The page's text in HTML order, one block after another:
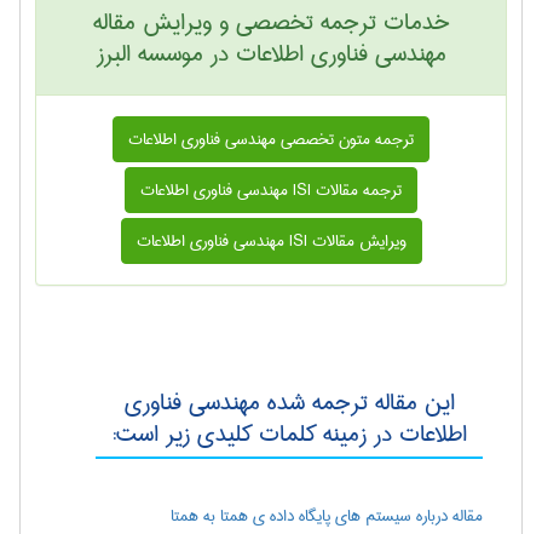
خدمات ترجمه تخصصی و ویرایش مقاله
مهندسی فناوری اطلاعات در موسسه البرز
ترجمه متون تخصصی مهندسی فناوری اطلاعات
ترجمه مقالات ISI مهندسی فناوری اطلاعات
ویرایش مقالات ISI مهندسی فناوری اطلاعات
این مقاله ترجمه شده مهندسی فناوری
اطلاعات در زمینه کلمات کلیدی زیر است:
مقاله درباره سیستم های پایگاه داده ی همتا به همتا